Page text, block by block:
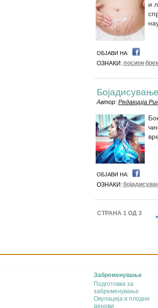
и
ОБЈАВИ НА:
ОЗНАКИ:лосион
Автор: Редакција
ОБЈАВИ НА:
ОЗНАКИ:
СТРАНА 1 ОД 3
Забременување
Подготовка за
забременување
Овулација и плодни
денови